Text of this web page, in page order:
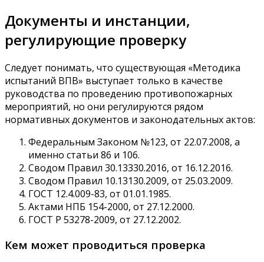
Документы и инстанции,
регулирующие проверку
Следует понимать, что существующая «Методика
испытаний ВПВ» выступает только в качестве
руководства по проведению противопожарных
мероприятий, но они регулируются рядом
нормативных документов и законодательных актов:
Федеральным Законом №123, от 22.07.2008, а
именно статьи 86 и 106.
Сводом Правил 30.13330.2016, от 16.12.2016.
Сводом Правил 10.13130.2009, от 25.03.2009.
ГОСТ 12.4.009-83, от 01.01.1985.
Актами НПБ 154-2000, от 27.12.2000.
ГОСТ Р 53278-2009, от 27.12.2002.
Кем может проводиться проверка